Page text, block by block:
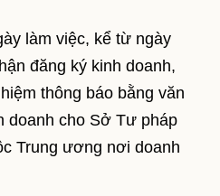
làm việc, kể từ ngày
đăng ký kinh doanh,
thông báo bằng văn
doanh cho Sở Tư pháp
Trung ương nơi doanh